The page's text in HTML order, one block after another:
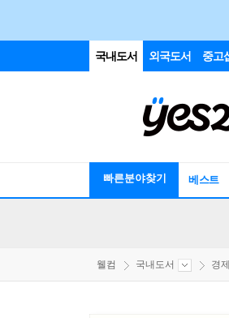
국내도서 외국도서 중고
빠른분야찾기 베스트
웰컴 국내도서 경